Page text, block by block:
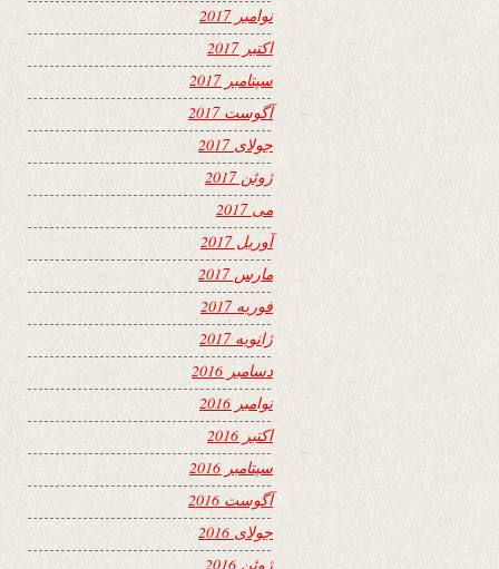
نوامبر 2017
اکتبر 2017
سپتامبر 2017
آگوست 2017
جولای 2017
ژوئن 2017
می 2017
آوریل 2017
مارس 2017
فوریه 2017
ژانویه 2017
دسامبر 2016
نوامبر 2016
اکتبر 2016
سپتامبر 2016
آگوست 2016
جولای 2016
ژوئن 2016